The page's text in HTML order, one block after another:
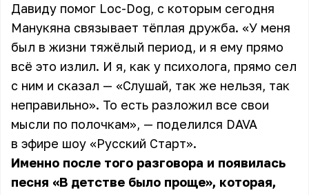
Давиду помог Loc-Dog, с которым сегодня
Манукяна связывает тёплая дружба. «У меня
был в жизни тяжёлый период, и я ему прямо
всё это излил. И я, как у психолога, прямо сел
с ним и сказал — «Слушай, так же нельзя, так
неправильно». То есть разложил все свои
мысли по полочкам», — поделился DAVA
в эфире шоу «Русский Старт».
Именно после того разговора и появилась
песня «В детстве было проще», которая,